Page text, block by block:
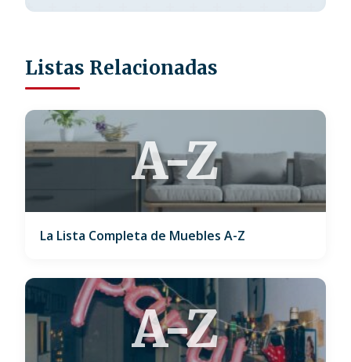
Listas Relacionadas
A-Z
La Lista Completa de Muebles A-Z
A-Z